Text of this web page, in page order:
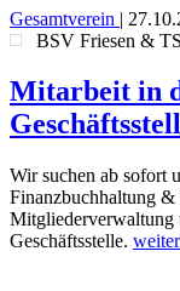
Gesamtverein |
BSV Friesen &
Mitarbeit in
Wir suchen ab sofort
Finanzbuchhaltung
Mitgliederverwaltung
Geschäftsstelle.